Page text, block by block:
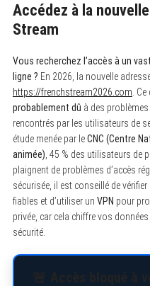
Accédez à la
Stream
Vous recherchez l’accès à un
ligne ? En 2026, la nouvelle
https://frenchstream2026.com .
probablement dû à des
rencontrés par les utilisateurs de
étude menée par leCNC (Centre
animée) , 45 % des utilisateurs de
plaignent de problèmes d’accès
sécurisée, il est conseillé de
fiables et d’utiliser un VPN pour
privée, car cela chiffre vos
sécurité.